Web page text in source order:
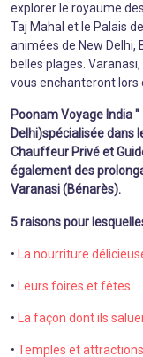
explorer le royaume
Taj Mahal et le Palais
animées de New Delhi,
belles plages.
vous enchanteront lors
Poonam Voyage India
Delhi)spécialisée dans
Chauffeur Privé et
également des
Varanasi (Bénarès).
5 raisons pour
• La nourriture
• Leurs foires et fêtes
• La façon dont ils
• Temples et